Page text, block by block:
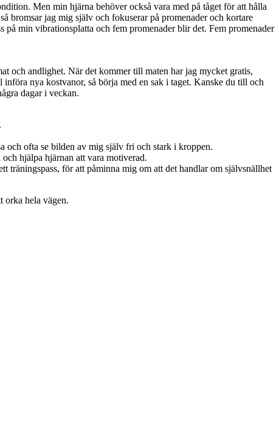
Men min hjärna behöver också vara med på tåget för att hålla
bromsar jag mig själv och fokuserar på promenader och kortare
min vibrationsplatta och fem promenader blir det. Fem promenader
och andlighet. När det kommer till maten har jag mycket gratis,
nya kostvanor, så börja med en sak i taget. Kanske du till och
dagar i veckan.
och ofta se bilden av mig själv fri och stark i kroppen.
hjälpa hjärnan att vara motiverad.
träningspass, för att påminna mig om att det handlar om självsnällhet
orka hela vägen.